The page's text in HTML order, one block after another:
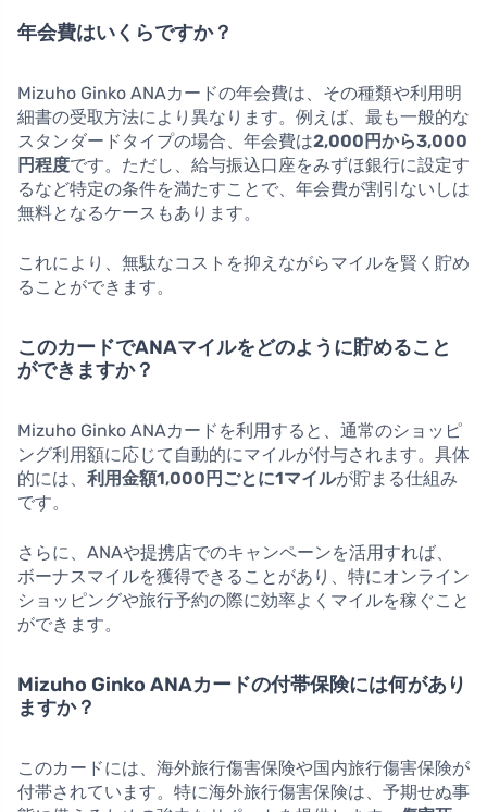
年会費はいくらですか？
Mizuho Ginko ANAカードの年会費は、その種類や利用明
細書の受取方法により異なります。例えば、最も一般的な
スタンダードタイプの場合、年会費は2,000円から3,000
円程度です。ただし、給与振込口座をみずほ銀行に設定す
るなど特定の条件を満たすことで、年会費が割引ないしは
無料となるケースもあります。
これにより、無駄なコストを抑えながらマイルを賢く貯め
ることができます。
このカードでANAマイルをどのように貯めること
ができますか？
Mizuho Ginko ANAカードを利用すると、通常のショッピ
ング利用額に応じて自動的にマイルが付与されます。具体
的には、 利用金額1,000円ごとに1マイルが貯まる仕組み
です。
さらに、ANAや提携店でのキャンペーンを活用すれば、
ボーナスマイルを獲得できることがあり、特にオンライン
ショッピングや旅行予約の際に効率よくマイルを稼ぐこと
ができます。
Mizuho Ginko ANAカードの付帯保険には何があり
ますか？
このカードには、海外旅行傷害保険や国内旅行傷害保険が
付帯されています。特に海外旅行傷害保険は、予期せぬ事